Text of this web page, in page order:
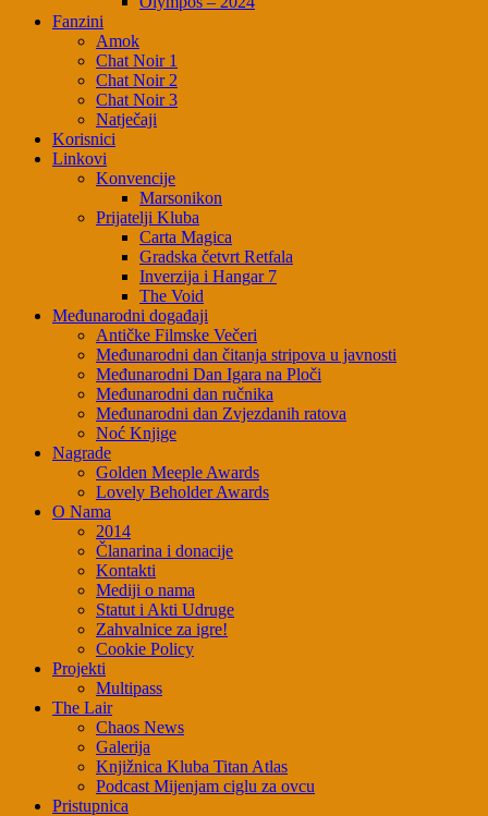
Fanzini
Amok
Chat Noir 1
Chat Noir 2
Chat Noir 3
Natječaji
Korisnici
Linkovi
Konvencije
Marsonikon
Prijatelji Kluba
Carta Magica
Gradska četvrt Retfala
Inverzija i Hangar 7
The Void
Međunarodni događaji
Antičke Filmske Večeri
Međunarodni dan čitanja stripova u javnosti
Međunarodni Dan Igara na Ploči
Međunarodni dan ručnika
Međunarodni dan Zvjezdanih ratova
Noć Knjige
Nagrade
Golden Meeple Awards
Lovely Beholder Awards
O Nama
2014
Članarina i donacije
Kontakti
Mediji o nama
Statut i Akti Udruge
Zahvalnice za igre!
Cookie Policy
Projekti
Multipass
The Lair
Chaos News
Galerija
Knjižnica Kluba Titan Atlas
Podcast Mijenjam ciglu za ovcu
Pristupnica